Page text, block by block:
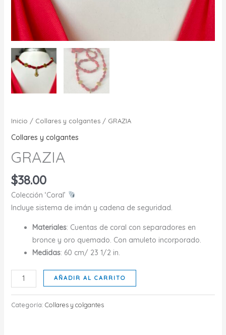
Inicio / Collares y colgantes/ GRAZIA
Collares y colgantes
GRAZIA
$38.00
Colección ‘Coral’
Incluye sistema de imán y cadena de seguridad.
Materiales: Cuentas de coral con separadores en
bronce y oro quemado. Con amuleto incorporado.
Medidas: 60 cm/ 23 1/2 in.
GRAZIA
cantidad
AÑADIR AL CARRITO
Categoría: Collares y colgantes